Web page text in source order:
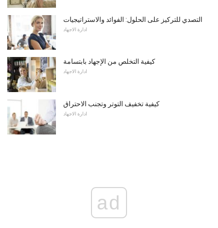
التصدي للتركيز على الحلول: الفوائد والاستراتيجيات
ادارة الاجهاد
كيفية التخلص من الإجهاد بابتسامة
ادارة الاجهاد
كيفية تخفيف التوتر وتجنب الاحتراق
ادارة الاجهاد
ad